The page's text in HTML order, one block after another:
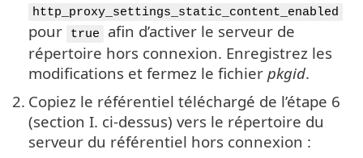
http_proxy_settings_static_content_enabled
pour true
afin d’activer le serveur de
répertoire hors connexion. Enregistrez les
modifications et fermez le fichier pkgid.
2. Copiez le référentiel téléchargé de l’étape 6
(section I. ci-dessus) vers le répertoire du
serveur du référentiel hors connexion :